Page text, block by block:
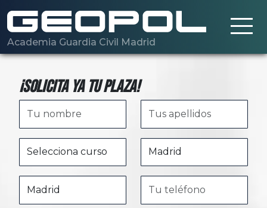
Academia Guardia Civil Madrid
¡Solicita ya tu plaza!